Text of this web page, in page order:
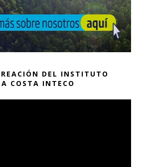
DEL INSTITUTO
COSTA INTECO